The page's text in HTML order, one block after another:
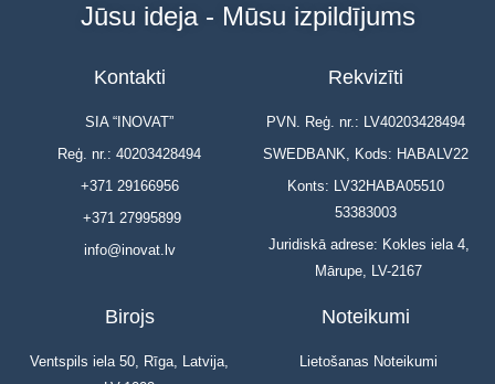
Jūsu ideja - Mūsu izpildījums
Kontakti
SIA “INOVAT”
Reģ. nr.: 40203428494
+371 29166956
+371 27995899
info@inovat.lv
Rekvizīti
PVN. Reģ. nr.: LV40203428494
SWEDBANK, Kods: HABALV22
Konts: LV32HABA05510
53383003
Juridiskā adrese: Kokles iela 4,
Mārupe, LV-2167
Birojs
Ventspils iela 50, Rīga, Latvija,
Noteikumi
Lietošanas Noteikumi